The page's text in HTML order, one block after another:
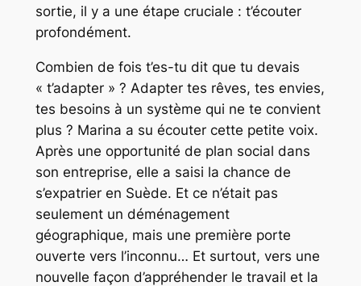
sortie, il y a une étape cruciale : t’écouter
profondément.
Combien de fois t’es-tu dit que tu devais
« t’adapter » ? Adapter tes rêves, tes envies,
tes besoins à un système qui ne te convient
plus ? Marina a su écouter cette petite voix.
Après une opportunité de plan social dans
son entreprise, elle a saisi la chance de
s’expatrier en Suède. Et ce n’était pas
seulement un déménagement
géographique, mais une première porte
ouverte vers l’inconnu… Et surtout, vers une
nouvelle façon d’appréhender le travail et la